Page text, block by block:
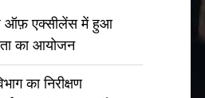
ऑफ़ एक्सीलेंस में हुआ
का आयोजन
का निरीक्षण